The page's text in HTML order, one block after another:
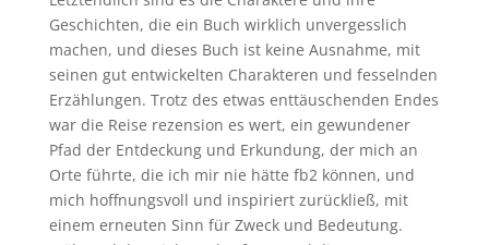
Geschichten, die ein Buch wirklich unvergesslich
machen, und dieses Buch ist keine Ausnahme, mit
seinen gut entwickelten Charakteren und fesselnden
Erzählungen. Trotz des etwas enttäuschenden Endes
war die Reise rezension es wert, ein gewundener
Pfad der Entdeckung und Erkundung, der mich an
Orte führte, die ich mir nie hätte fb2 können, und
mich hoffnungsvoll und inspiriert zurückließ, mit
einem erneuten Sinn für Zweck und Bedeutung.